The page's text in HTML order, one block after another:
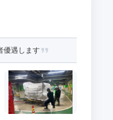
優遇します